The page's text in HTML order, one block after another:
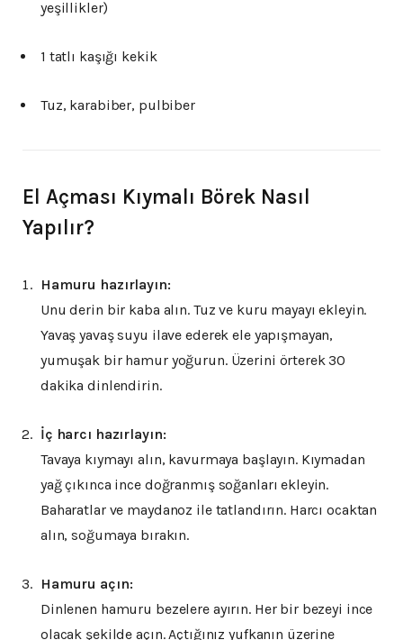
yeşillikler)
1 tatlı kaşığı kekik
Tuz, karabiber, pulbiber
El Açması Kıymalı Börek Nasıl
Yapılır?
Hamuru hazırlayın:
Unu derin bir kaba alın. Tuz ve kuru mayayı ekleyin.
Yavaş yavaş suyu ilave ederek ele yapışmayan,
yumuşak bir hamur yoğurun. Üzerini örterek 30
dakika dinlendirin.
İç harcı hazırlayın:
Tavaya kıymayı alın, kavurmaya başlayın. Kıymadan
yağ çıkınca ince doğranmış soğanları ekleyin.
Baharatlar ve maydanoz ile tatlandırın. Harcı ocaktan
alın, soğumaya bırakın.
Hamuru açın:
Dinlenen hamuru bezelere ayırın. Her bir bezeyi ince
olacak şekilde açın. Açtığınız yufkanın üzerine